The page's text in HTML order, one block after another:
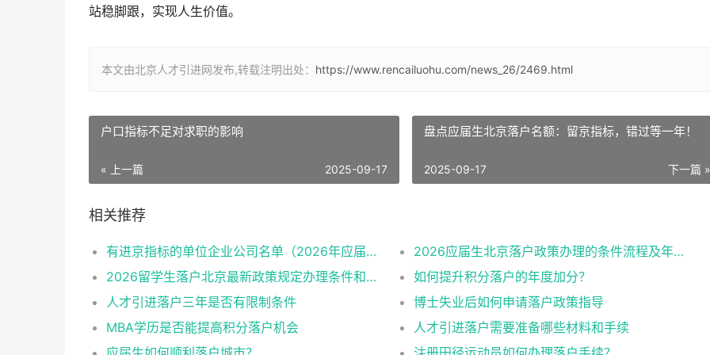
站稳脚跟，实现人生价值。
本文由北京人才引进网发布,转载注明出处： https://www.rencailuohu.com/news_26/2469.html
户口指标不足对求职的影响
« 上一篇 2025-09-17
盘点应届生北京落户名额：留京指标，错过等一年！
下一篇 »
2025-09-17
相关推荐
有进京指标的单位企业公司名单（2026年应届生留学生）
2026应届生北京落户政策办理的条件流程及年龄限制
2026留学生落户北京最新政策规定办理条件和材料及流程
如何提升积分落户的年度加分？
人才引进落户三年是否有限制条件
博士失业后如何申请落户政策指导
MBA学历是否能提高积分落户机会
人才引进落户需要准备哪些材料和手续